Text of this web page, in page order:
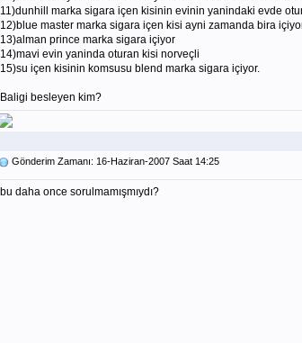
11)dunhill marka sigara içen kisinin evinin yanindaki evde
12)blue master marka sigara içen kisi ayni zamanda bira
13)alman prince marka sigara içiyor
14)mavi evin yaninda oturan kisi norveçli
15)su içen kisinin komsusu blend marka sigara içiyor.
Baligi besleyen kim?
Gönderim Zamanı: 16-Haziran-2007 Saat 14:25
bu daha once sorulmamışmıydı?